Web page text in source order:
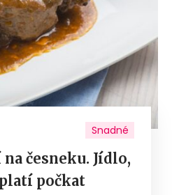
Snadné
česneku. Jídlo,
počkat